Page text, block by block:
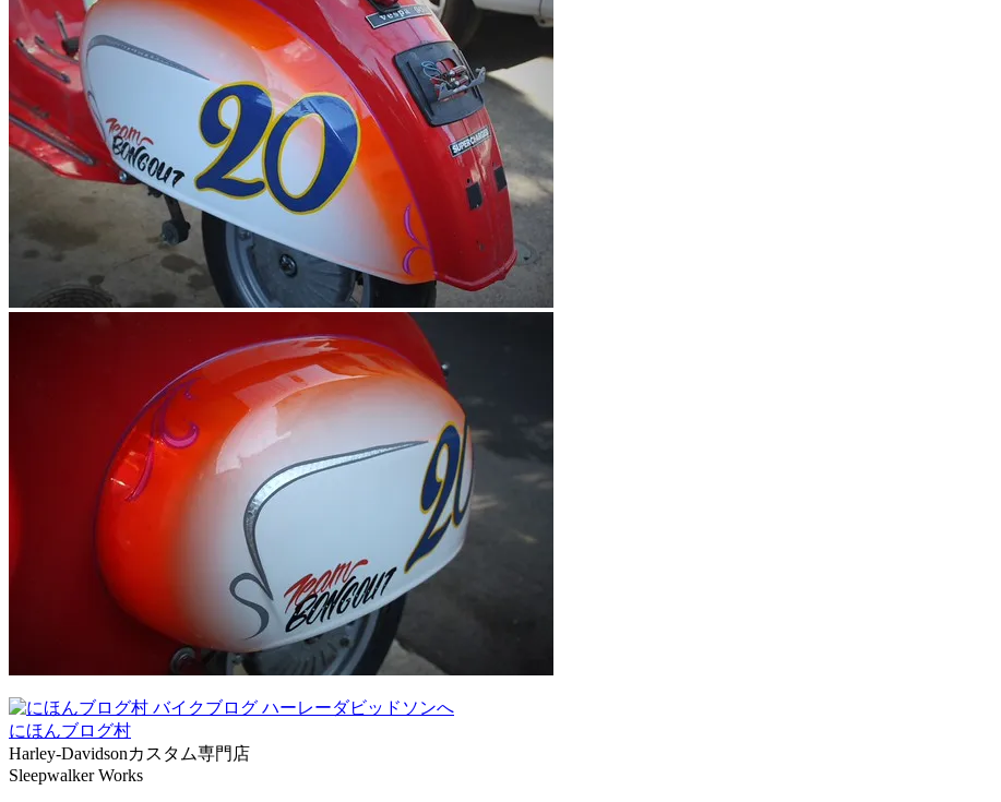
にほんブログ村
Harley-Davidsonカスタム専門店
Sleepwalker Works